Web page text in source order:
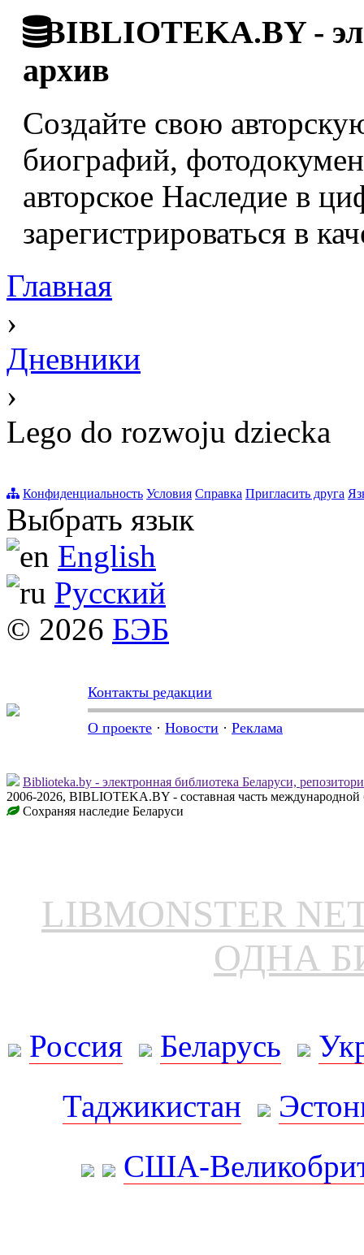
BIBLIOTEKA.BY -
архив
Создайте свою
биографий,
авторское Наследие в
зарегистрироваться в
Главная
›
Дневники
›
Lego do rozwoju dziecka
Конфиденциальность Условия Справка Пригласить друга
Выбрать язык
English
Русский
© 2026 БЭБ
Контакты редакции
О проекте · Новости · Реклама
Biblioteka.by - электронная библиотека Беларуси,
2006-2026, BIBLIOTEKA.BY - составная часть
Сохраняя наследие Беларуси
LIBMONSTER
ОДНА
Россия Беларусь
Таджикистан
США-